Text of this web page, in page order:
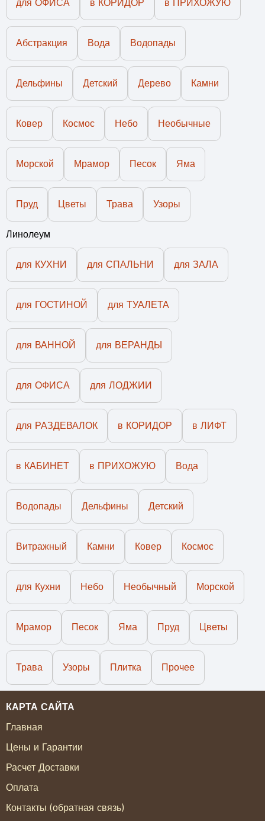
для ОФИСА в КОРИДОР в ПРИХОЖУЮ
Абстракция Вода Водопады
Дельфины Детский Дерево Камни
Ковер Космос Небо Необычные
Морской Мрамор Песок Яма
Пруд Цветы Трава Узоры
Линолеум
для КУХНИ для СПАЛЬНИ для ЗАЛА
для ГОСТИНОЙ для ТУАЛЕТА
для ВАННОЙ для ВЕРАНДЫ
для ОФИСА для ЛОДЖИИ
для РАЗДЕВАЛОК в КОРИДОР в ЛИФТ
в КАБИНЕТ в ПРИХОЖУЮ Вода
Водопады Дельфины Детский
Витражный Камни Ковер Космос
для Кухни Небо Необычный Морской
Мрамор Песок Яма Пруд Цветы
Трава Узоры Плитка Прочее
КАРТА САЙТА
Главная
Цены и Гарантии
Расчет Доставки
Оплата
Контакты (обратная связь)